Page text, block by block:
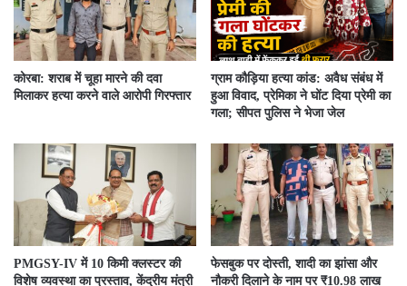
कोरबा: शराब में चूहा मारने की दवा
मिलाकर हत्या करने वाले आरोपी गिरफ्तार
ग्राम कौड़िया हत्या कांड: अवैध संबंध में
हुआ विवाद, प्रेमिका ने घोंट दिया प्रेमी का
गला; सीपत पुलिस ने भेजा जेल
PMGSY-IV में 10 किमी क्लस्टर की
विशेष व्यवस्था का प्रस्ताव, केंद्रीय मंत्री
फेसबुक पर दोस्ती, शादी का झांसा और
नौकरी दिलाने के नाम पर ₹10.98 लाख